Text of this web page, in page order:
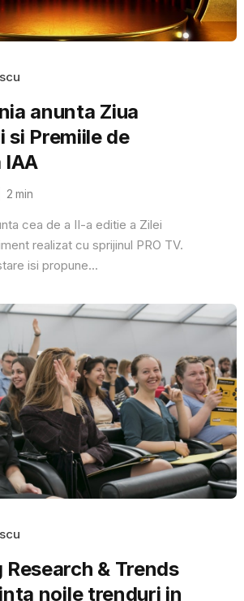
anunta Ziua
si Premiile de
IAA
2 min
cea de a II-a editie a Zilei
realizat cu sprijinul PRO TV.
isi propune...
& Trends
noile trenduri in